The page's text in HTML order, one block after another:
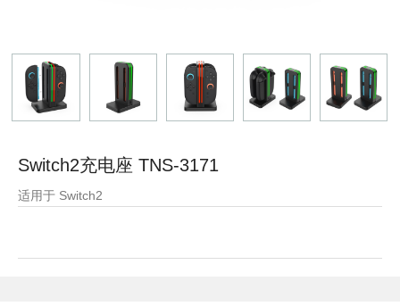
Switch2充电座 TNS-3171
适用于 Switch2